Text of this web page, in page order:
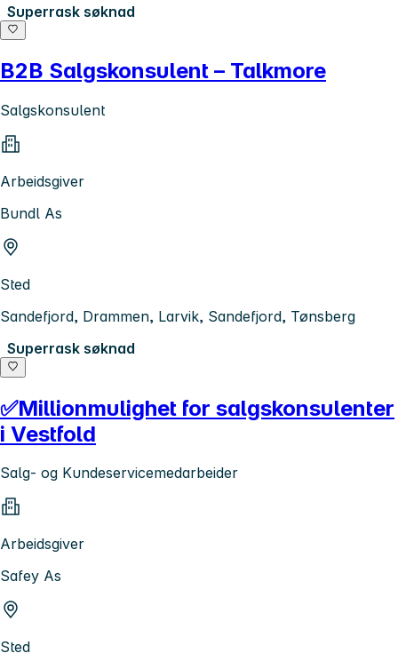
Superrask søknad
B2B Salgskonsulent – Talkmore
Salgskonsulent
Arbeidsgiver
Bundl As
Sted
Sandefjord, Drammen, Larvik, Sandefjord, Tønsberg
Superrask søknad
✅Millionmulighet for salgskonsulenter
i Vestfold
Salg- og Kundeservicemedarbeider
Arbeidsgiver
Safey As
Sted